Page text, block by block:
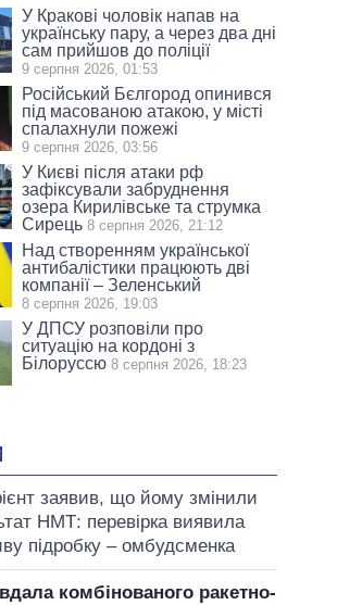
У Кракові чоловік напав на
українську пару, а через два дні
сам прийшов до поліції
9 серпня 2026, 01:53
Російський Бєлгород опинився
під масованою атакою, у місті
спалахнули пожежі
9 серпня 2026, 03:56
У Києві після атаки рф
зафіксували забруднення
озера Кирилівське та струмка
Сирець 8 серпня 2026, 21:12
Над створенням української
антибалістики працюють дві
компанії – Зеленський
8 серпня 2026, 19:03
У ДПСУ розповіли про
ситуацію на кордоні з
Білоруссю 8 серпня 2026, 18:23
заявив, що йому змінили
НМТ: перевірка виявила
підробку – омбудсменка
комбінованого ракетно-